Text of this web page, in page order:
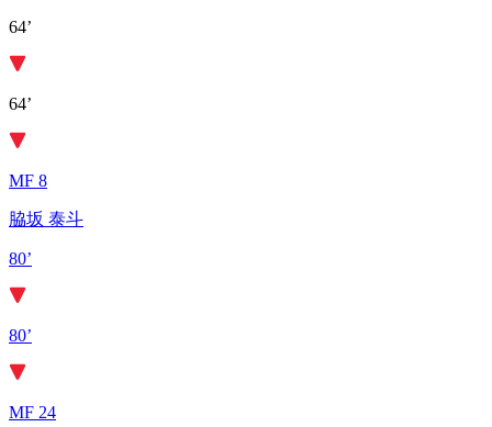
64’
64’
MF 8
脇坂 泰斗
80’
80’
MF 24